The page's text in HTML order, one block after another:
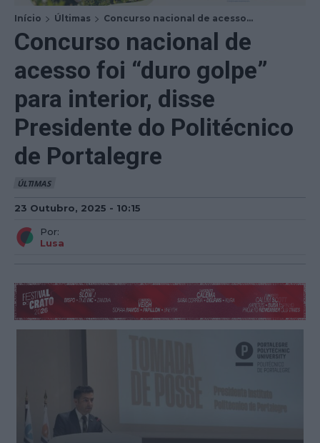
Início Últimas Concurso nacional de acesso...
Concurso nacional de
acesso foi “duro golpe”
para interior, disse
Presidente do Politécnico
de Portalegre
ÚLTIMAS
23 Outubro, 2025 - 10:15
Por:
Lusa